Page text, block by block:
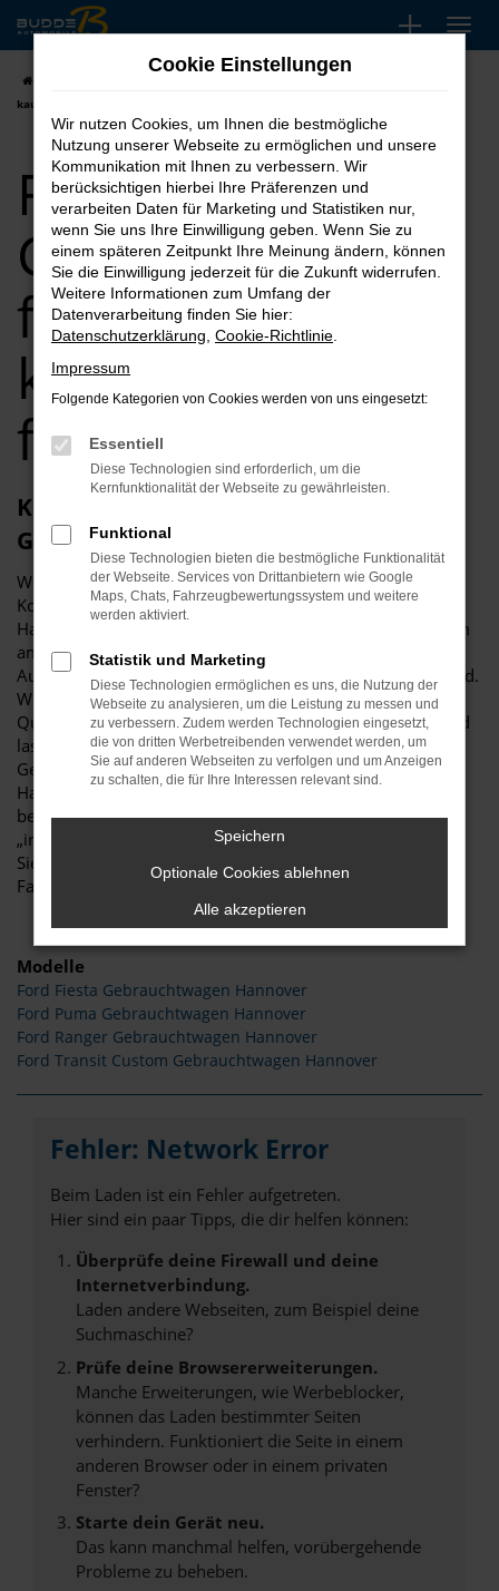
Zum
Hauptinhalt
springen
Ford Gebrauchtwagen für Hannover
kaufen, leasen, finanzieren
Ford
Gebrauchtwagen
für Hannover
kaufen, leasen,
finanzieren
Kein Kompromiss, sondern ein 1a Ford
Gebrauchtwagen für Hannover
Wer sagt, dass ein Ford Gebrauchtwagen immer einen
Kompromiss darstellen muss? Für Ihre Mobilität in
Hannover handelt es sich um die erste Wahl, was vor allem
am exzellenten Preis-Leistungs-Verhältnis liegt. Bei Budde
Automobile finden Sie Ford Gebrauchtwagen in Topzustand.
Wir verfügen auf einer Fläche von mehr als 11.000
Quadratmetern über erstklassige Werkstattkapazitäten und
lassen unsere Kfz-Meister genau hinschauen. Ein Ford
Gebrauchtwagen gelangt erst dann auf die Straßen von
Hannover, wenn keinerlei Mängel festzustellen sind. Das
betrifft sowohl die Karosserie und Lackierung als auch die
„inneren Werte“ bis hin zu den Verschleißteilen. Vertrauen
Sie für Ihr neues Fahrzeug für Hannover auf unseren
Familienbetrieb und unsere erstklassige Reputation.
Modelle
Ford Fiesta Gebrauchtwagen Hannover
Ford Puma Gebrauchtwagen Hannover
Ford Ranger Gebrauchtwagen Hannover
Ford Transit Custom Gebrauchtwagen Hannover
Fehler: Network Error
Beim Laden ist ein Fehler aufgetreten.
Hier sind ein paar Tipps, die dir helfen können:
Überprüfe deine Firewall und deine
Internetverbindung.
Laden andere Webseiten, zum Beispiel deine
Suchmaschine?
Prüfe deine Browsererweiterungen.
Manche Erweiterungen, wie Werbeblocker,
können das Laden bestimmter Seiten
verhindern. Funktioniert die Seite in einem
anderen Browser oder in einem privaten
Fenster?
Starte dein Gerät neu.
Das kann manchmal helfen, vorübergehende
Probleme zu beheben.
Cookie Einstellungen
Wir nutzen Cookies, um Ihnen die bestmögliche
Nutzung unserer Webseite zu ermöglichen und unsere
Kommunikation mit Ihnen zu verbessern. Wir
berücksichtigen hierbei Ihre Präferenzen und
verarbeiten Daten für Marketing und Statistiken nur,
wenn Sie uns Ihre Einwilligung geben. Wenn Sie zu
einem späteren Zeitpunkt Ihre Meinung ändern, können
Sie die Einwilligung jederzeit für die Zukunft widerrufen.
Weitere Informationen zum Umfang der
Datenverarbeitung finden Sie hier:
Datenschutzerklärung Cookie-Richtlinie
Impressum
Folgende Kategorien von Cookies werden von uns eingesetzt:
Essentiell
Diese Technologien sind erforderlich, um die
Kernfunktionalität der Webseite zu gewährleisten.
Funktional
Diese Technologien bieten die bestmögliche Funktionalität
der Webseite. Services von Drittanbietern wie Google
Maps, Chats, Fahrzeugbewertungssystem und weitere
werden aktiviert.
Statistik und Marketing
Diese Technologien ermöglichen es uns, die Nutzung der
Webseite zu analysieren, um die Leistung zu messen und
zu verbessern. Zudem werden Technologien eingesetzt,
die von dritten Werbetreibenden verwendet werden, um
Sie auf anderen Webseiten zu verfolgen und um Anzeigen
zu schalten, die für Ihre Interessen relevant sind.
Speichern
Optionale Cookies ablehnen
Alle akzeptieren